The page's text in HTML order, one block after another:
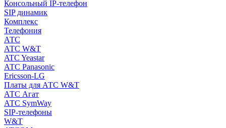
Консольный IP-телефон
SIP динамик
Комплекс
Телефония
АТС
АТС W&T
ATC Yeastar
АТС Panasonic
Ericsson-LG
Платы для АТС W&T
АТС Агат
АТС SymWay
SIP-телефоны
W&T